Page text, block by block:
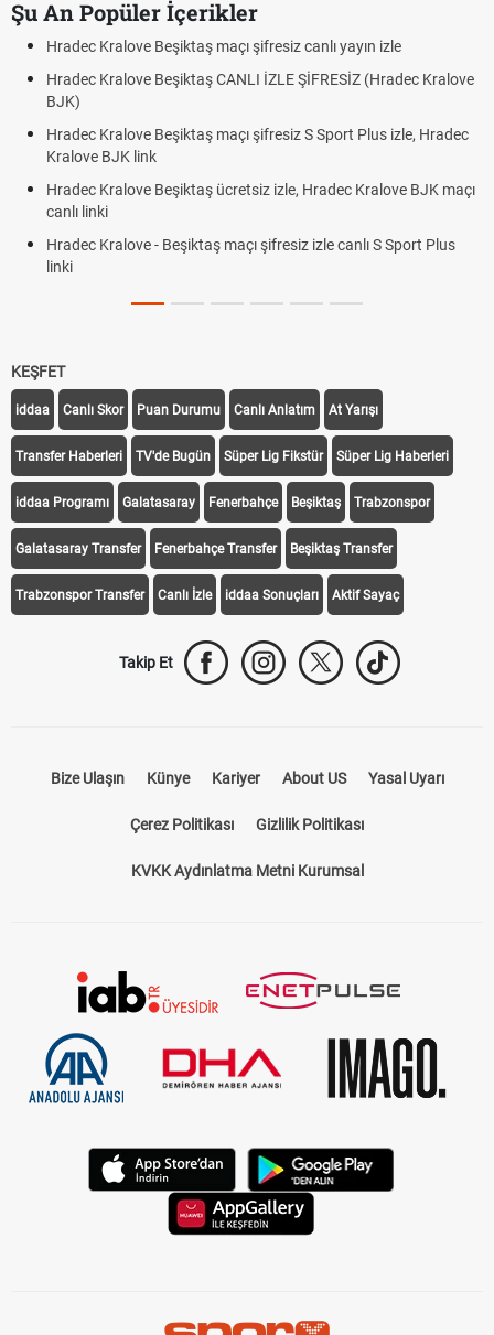
Şu An Popüler İçerikler
Hradec Kralove Beşiktaş maçı şifresiz canlı yayın izle
Hradec Kralove Beşiktaş CANLI İZLE ŞİFRESİZ (Hradec Kralove
BJK)
Hradec Kralove Beşiktaş maçı şifresiz S Sport Plus izle, Hradec
Kralove BJK link
Hradec Kralove Beşiktaş ücretsiz izle, Hradec Kralove BJK maçı
canlı linki
Hradec Kralove - Beşiktaş maçı şifresiz izle canlı S Sport Plus
linki
KEŞFET
iddaa Canlı Skor Puan Durumu Canlı Anlatım At Yarışı
Transfer Haberleri TV'de Bugün Süper Lig Fikstür Süper Lig Haberleri
iddaa Programı Galatasaray Fenerbahçe Beşiktaş Trabzonspor
Galatasaray Transfer Fenerbahçe Transfer Beşiktaş Transfer
Trabzonspor Transfer Canlı İzle iddaa Sonuçları Aktif Sayaç
Takip Et
Bize Ulaşın Künye Kariyer About US Yasal Uyarı
Çerez Politikası Gizlilik Politikası
KVKK Aydınlatma Metni Kurumsal